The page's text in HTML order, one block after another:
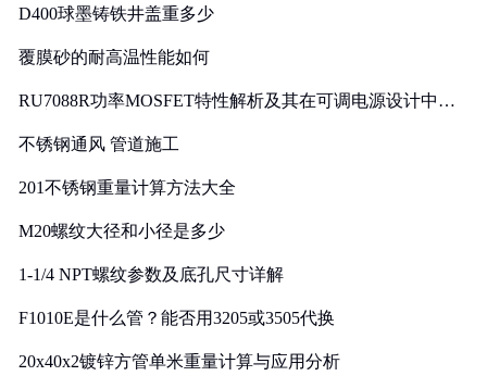
D400球墨铸铁井盖重多少
覆膜砂的耐高温性能如何
RU7088R功率MOSFET特性解析及其在可调电源设计中的
不锈钢通风 管道施工
201不锈钢重量计算方法大全
M20螺纹大径和小径是多少
1-1/4 NPT螺纹参数及底孔尺寸详解
F1010E是什么管？能否用3205或3505代换
20x40x2镀锌方管单米重量计算与应用分析